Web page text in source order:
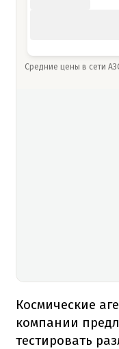
Средние цены в сети
Космические
компании
тестировать